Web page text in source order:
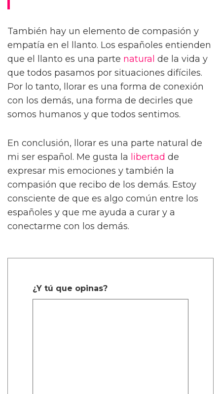
También hay un elemento de compasión y
empatía en el llanto. Los españoles entienden
que el llanto es una parte natural de la vida y
que todos pasamos por situaciones difíciles.
Por lo tanto, llorar es una forma de conexión
con los demás, una forma de decirles que
somos humanos y que todos sentimos.
En conclusión, llorar es una parte natural de
mi ser español. Me gusta la libertad de
expresar mis emociones y también la
compasión que recibo de los demás. Estoy
consciente de que es algo común entre los
españoles y que me ayuda a curar y a
conectarme con los demás.
¿Y tú que opinas?